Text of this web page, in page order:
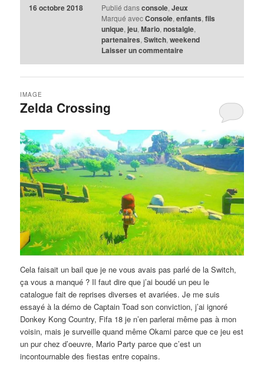
16 octobre 2018 Publié dans console, Jeux
Marqué avec Console, enfants, fils
unique, jeu, Mario, nostalgie,
partenaires, Switch, weekend
Laisser un commentaire
Zelda Crossing
IMAGE
Cela faisait un bail que je ne vous avais pas parlé de la Switch,
ça vous a manqué ? Il faut dire que j’ai boudé un peu le
catalogue fait de reprises diverses et avariées. Je me suis
essayé à la démo de Captain Toad son conviction, j’ai ignoré
Donkey Kong Country, Fifa 18 je n’en parlerai même pas à mon
voisin, mais je surveille quand même Okami parce que ce jeu est
un pur chez d’oeuvre, Mario Party parce que c’est un
incontournable des fiestas entre copains.